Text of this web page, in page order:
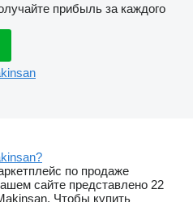
прибыль за каждого
по продаже
сайте представлено 22
Чтобы купить